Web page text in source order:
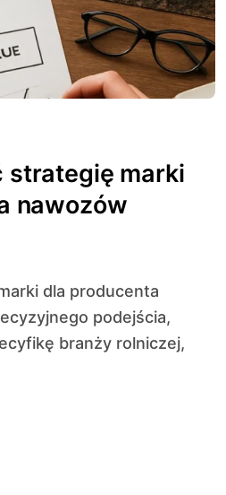
strategię marki
nawozów
podejścia,
branży rolniczej,